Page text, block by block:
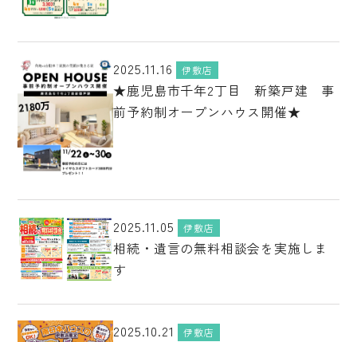
2025.11.16 伊敷店
★鹿児島市千年2丁目 新築戸建 事
前予約制オープンハウス開催★
2025.11.05 伊敷店
相続・遺言の無料相談会を実施しま
す
2025.10.21 伊敷店